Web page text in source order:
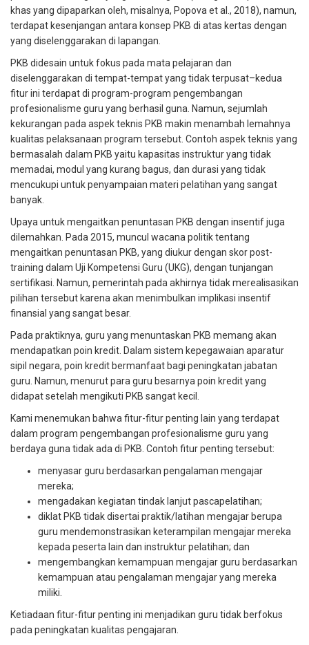
khas yang dipaparkan oleh, misalnya, Popova et al., 2018), namun,
terdapat kesenjangan antara konsep PKB di atas kertas dengan
yang diselenggarakan di lapangan.
PKB didesain untuk fokus pada mata pelajaran dan
diselenggarakan di tempat-tempat yang tidak terpusat–kedua
fitur ini terdapat di program-program pengembangan
profesionalisme guru yang berhasil guna. Namun, sejumlah
kekurangan pada aspek teknis PKB makin menambah lemahnya
kualitas pelaksanaan program tersebut. Contoh aspek teknis yang
bermasalah dalam PKB yaitu kapasitas instruktur yang tidak
memadai, modul yang kurang bagus, dan durasi yang tidak
mencukupi untuk penyampaian materi pelatihan yang sangat
banyak.
Upaya untuk mengaitkan penuntasan PKB dengan insentif juga
dilemahkan. Pada 2015, muncul wacana politik tentang
mengaitkan penuntasan PKB, yang diukur dengan skor post-
training dalam Uji Kompetensi Guru (UKG), dengan tunjangan
sertifikasi. Namun, pemerintah pada akhirnya tidak merealisasikan
pilihan tersebut karena akan menimbulkan implikasi insentif
finansial yang sangat besar.
Pada praktiknya, guru yang menuntaskan PKB memang akan
mendapatkan poin kredit. Dalam sistem kepegawaian aparatur
sipil negara, poin kredit bermanfaat bagi peningkatan jabatan
guru. Namun, menurut para guru besarnya poin kredit yang
didapat setelah mengikuti PKB sangat kecil.
Kami menemukan bahwa fitur-fitur penting lain yang terdapat
dalam program pengembangan profesionalisme guru yang
berdaya guna tidak ada di PKB. Contoh fitur penting tersebut:
menyasar guru berdasarkan pengalaman mengajar
mereka;
mengadakan kegiatan tindak lanjut pascapelatihan;
diklat PKB tidak disertai praktik/latihan mengajar berupa
guru mendemonstrasikan keterampilan mengajar mereka
kepada peserta lain dan instruktur pelatihan; dan
mengembangkan kemampuan mengajar guru berdasarkan
kemampuan atau pengalaman mengajar yang mereka
miliki.
Ketiadaan fitur-fitur penting ini menjadikan guru tidak berfokus
pada peningkatan kualitas pengajaran.